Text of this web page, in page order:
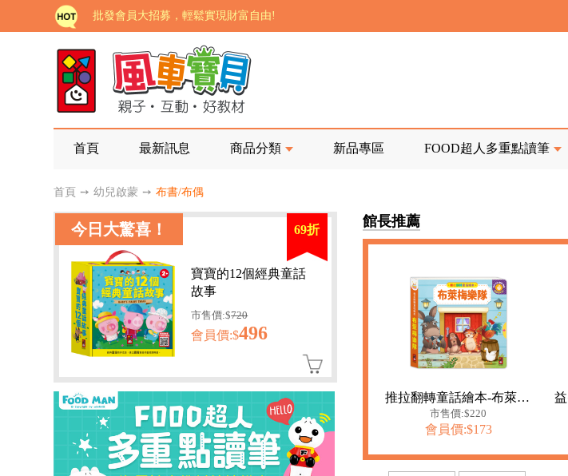
批發會員大招募，輕鬆實現財富自由!
如需更改或重開發票 需在訂單成立三天內通知客服 寄回發票需附上回郵郵票
老師您好!!幼教會員火熱招募中~
海外購物免煩惱！點我查看『海外購物流程說明』
家長樂了!「風車書版集團暨FOOD超人企業總部」目前正興建中!
老師您好!!幼教會員火熱招募中~
海外購物免煩惱！點我查看『海外購物流程說明』
首頁 最新訊息 商品分類 新品專區 FOOD超人多重點讀筆
首頁 ➙ 幼兒啟蒙 ➙ 布書/布偶
今日大驚喜！ 69折
寶寶的12個經典童話
故事
市售價:$720
會員價:$496
館長推薦
推拉翻轉童話繪本-布萊梅樂隊
市售價:$220
會員價:$173